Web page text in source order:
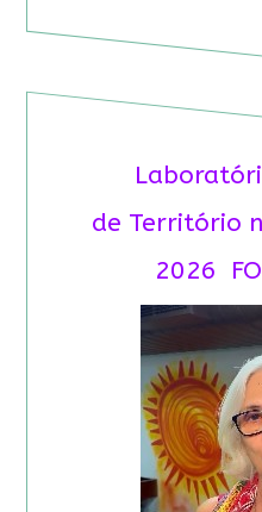
de Território
2026